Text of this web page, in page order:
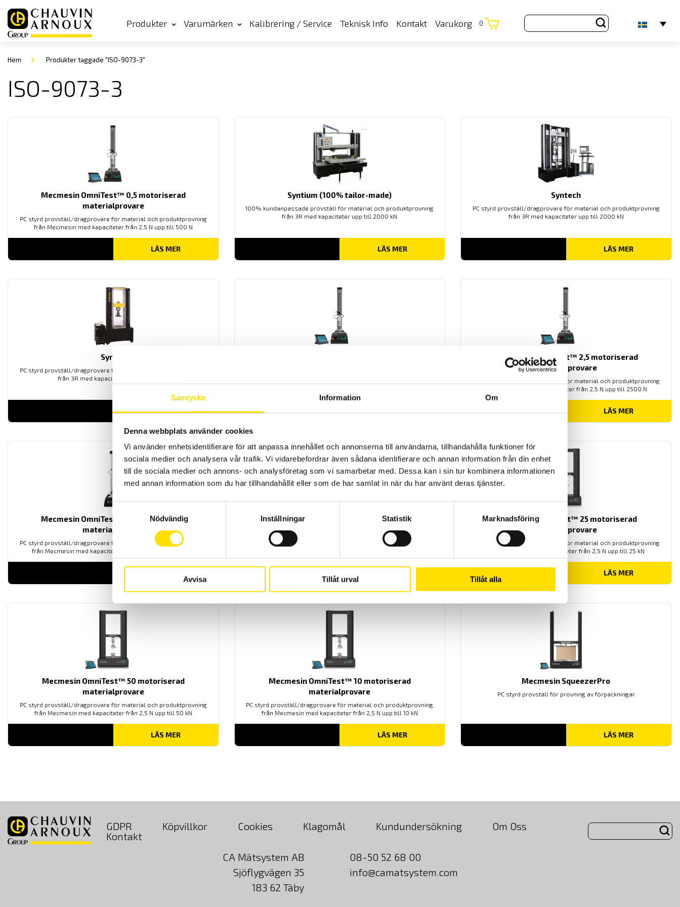
Samtycke Information Om
Denna webbplats använder cookies
Vi använder enhetsidentifierare för att anpassa innehållet och annonserna till användarna, tillhandahålla funktioner för
sociala medier och analysera vår trafik. Vi vidarebefordrar även sådana identifierare och annan information från din enhet
till de sociala medier och annons- och analysföretag som vi samarbetar med. Dessa kan i sin tur kombinera informationen
med annan information som du har tillhandahållit eller som de har samlat in när du har använt deras tjänster.
Samtyckesval
Nödvändig
Inställningar Statistik Marknadsföring
Avvisa Tillåt urval Tillåt alla
Produkter Varumärken Kalibrering / Service Teknisk Info Kontakt Varukorg 0
Hem Produkter taggade "ISO-9073-3"
ISO-9073-3
Mecmesin OmniTest™ 0,5 motoriserad
materialprovare
PC styrd provställ/dragprovare för material och produktprovning
från Mecmesin med kapaciteter från 2,5 N upp till 500 N
LÄS MER
Syntium (100% tailor-made)
100% kundanpassade provställ för material och produktprovning
från 3R med kapaciteter upp till 2000 kN
LÄS MER
Syntech
PC styrd provställ/dragprovare för material och produktprovning
från 3R med kapaciteter upp till 2000 kN
LÄS MER
Syntax
PC styrd provställ/dragprovare för material och produktprovning
från 3R med kapaciteter upp till 300 kN
LÄS MER
Mecmesin OmniTest™ 2,5 motoriserad
materialprovare
PC styrd provställ/dragprovare för material och produktprovning
från Mecmesin med kapaciteter från 2,5 N upp till 2500 N
LÄS MER
Mecmesin OmniTest™ 5,0 motoriserad
materialprovare
PC styrd provställ/dragprovare för material och produktprovning
från Mecmesin med kapaciteter från 2,5 N upp till 5000 N
Mecmesin OmniTest™ 7,5 motoriserad
PC styrd provställ/dragprovare för material och produktprovning
Mecmesin OmniTest™ 25 motoriserad
materialprovare
PC styrd provställ/dragprovare för material och produktprovning
från Mecmesin med kapaciteter från 2,5 N upp till 25 kN
LÄS MER
Mecmesin OmniTest™ 50 motoriserad
materialprovare
PC styrd provställ/dragprovare för material och produktprovning
från Mecmesin med kapaciteter från 2,5 N upp till 50 kN
LÄS MER
Mecmesin OmniTest™ 10 motoriserad
materialprovare
PC styrd provställ/dragprovare för material och produktprovning
från Mecmesin med kapaciteter från 2,5 N upp till 10 kN
LÄS MER
Mecmesin SqueezerPro
PC styrd provställ för provning av förpackningar
LÄS MER
GDPR Köpvillkor Cookies Klagomål Kundundersökning
Om Oss
Kontakt
CA Mätsystem AB
Sjöflygvägen 35
183 62 Täby
08-50 52 68 00
info@camatsystem.com